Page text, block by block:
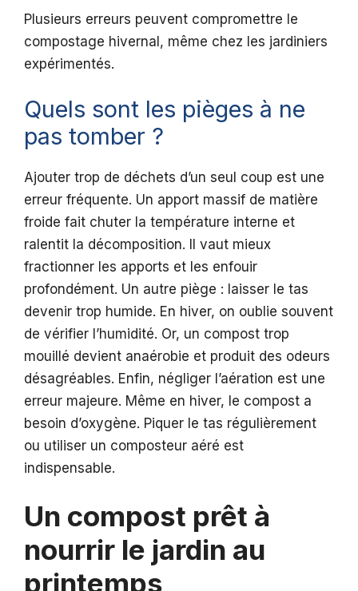
Plusieurs erreurs peuvent compromettre le
compostage hivernal, même chez les jardiniers
expérimentés.
Quels sont les pièges à ne
pas tomber ?
Ajouter trop de déchets d’un seul coup est une
erreur fréquente. Un apport massif de matière
froide fait chuter la température interne et
ralentit la décomposition. Il vaut mieux
fractionner les apports et les enfouir
profondément. Un autre piège : laisser le tas
devenir trop humide. En hiver, on oublie souvent
de vérifier l’humidité. Or, un compost trop
mouillé devient anaérobie et produit des odeurs
désagréables. Enfin, négliger l’aération est une
erreur majeure. Même en hiver, le compost a
besoin d’oxygène. Piquer le tas régulièrement
ou utiliser un composteur aéré est
indispensable.
Un compost prêt à
nourrir le jardin au
printemps